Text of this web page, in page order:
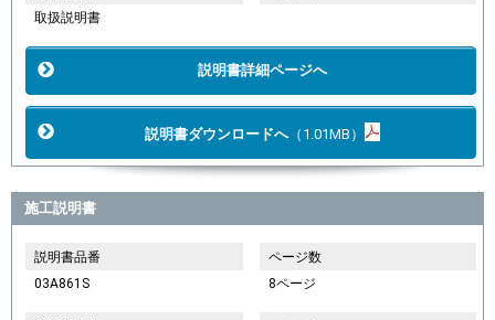
取扱説明書
説明書詳細ページへ
説明書ダウンロードへ（1.01MB）
施工説明書
説明書品番
03A861S
ページ数
8ページ